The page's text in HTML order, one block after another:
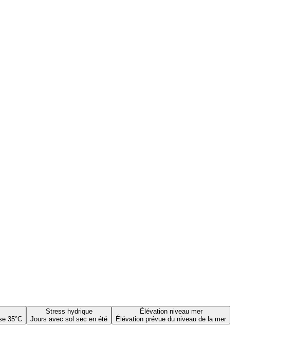
35°C
Stress hydrique
Jours avec sol sec en été
Élévation niveau mer
Élévation prévue du niveau de la mer